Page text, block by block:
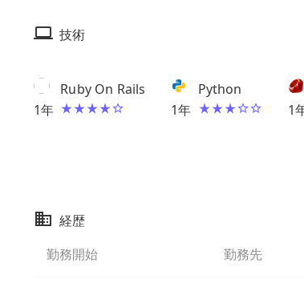
技術
1年
Ruby On Rails
1年
Python
1
経歴
勤務開始
勤務先